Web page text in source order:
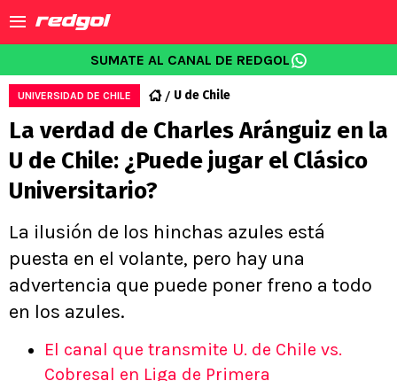
SUMATE AL CANAL DE REDGOL
UNIVERSIDAD DE CHILE U de Chile
La verdad de Charles Aránguiz en la
U de Chile: ¿Puede jugar el Clásico
Universitario?
La ilusión de los hinchas azules está
puesta en el volante, pero hay una
advertencia que puede poner freno a todo
en los azules.
El canal que transmite U. de Chile vs.
Cobresal en Liga de Primera